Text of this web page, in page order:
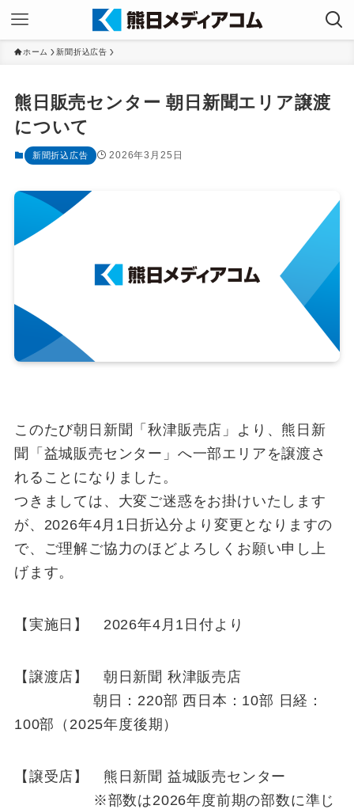
ホーム 新聞折込広告
熊日販売センター 朝日新聞エリア譲渡
について
新聞折込広告 2026年3月25日
このたび朝日新聞「秋津販売店」より、熊日新
聞「益城販売センター」へ一部エリアを譲渡さ
れることになりました。
つきましては、大変ご迷惑をお掛けいたします
が、2026年4月1日折込分より変更となりますの
で、ご理解ご協力のほどよろしくお願い申し上
げます。
【実施日】 2026年4月1日付より
【譲渡店】 朝日新聞 秋津販売店
朝日：220部 西日本：10部 日経：
100部（2025年度後期）
【譲受店】 熊日新聞 益城販売センター
※部数は2026年度前期の部数に準じ